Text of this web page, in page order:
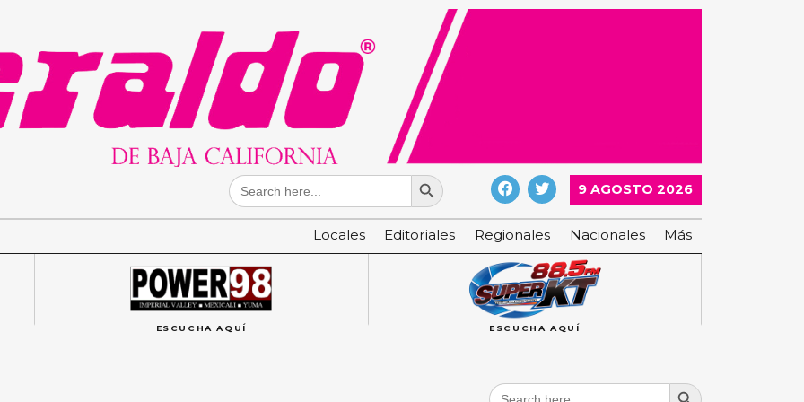
Search
for:
Search Button
9 AGOSTO 2026
Locales Editoriales Regionales Nacionales Más
ESCUCHA AQUÍ ESCUCHA AQUÍ
Search
Search Button